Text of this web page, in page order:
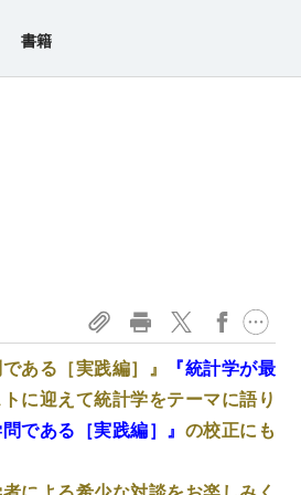
書籍
ある［実践編］』
『統計学が最
に迎えて統計学をテーマに語り
である［実践編］』 の校正にも